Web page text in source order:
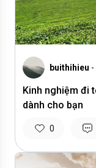
buithihieu
Kinh nghiệm đi
dành cho bạn
0